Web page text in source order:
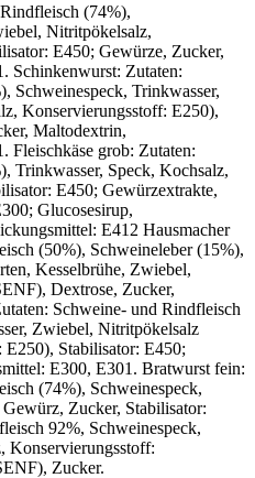
(74%),
Nitritpökelsalz,
E450; Gewürze, Zucker,
Schinkenwurst: Zutaten:
Schweinespeck, Trinkwasser,
Konservierungsstoff: E250),
Maltodextrin,
Fleischkäse grob: Zutaten:
Trinkwasser, Speck, Kochsalz,
E450; Gewürzextrakte,
Glucosesirup,
E412 Hausmacher
(50%), Schweineleber (15%),
Kesselbrühe, Zwiebel,
Dextrose, Zucker,
Schweine- und Rindfleisch
Zwiebel, Nitritpökelsalz
E250), Stabilisator: E450;
E300, E301. Bratwurst fein:
(74%), Schweinespeck,
Zucker, Stabilisator:
92%, Schweinespeck,
Konservierungsstoff:
Zucker.